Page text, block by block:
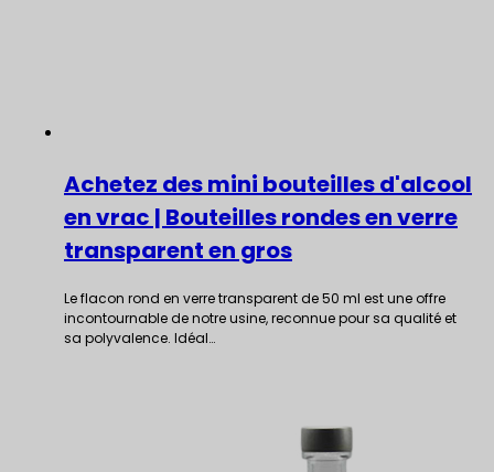
Achetez des mini bouteilles d'alcool
en vrac | Bouteilles rondes en verre
transparent en gros
Le flacon rond en verre transparent de 50 ml est une offre
incontournable de notre usine, reconnue pour sa qualité et
sa polyvalence. Idéal…